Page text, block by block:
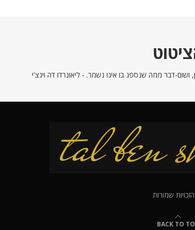
דבר ממה שנספג בו אינו נשמר. - ליאונרדו דה וינצ'י
שמורות
BACK TO